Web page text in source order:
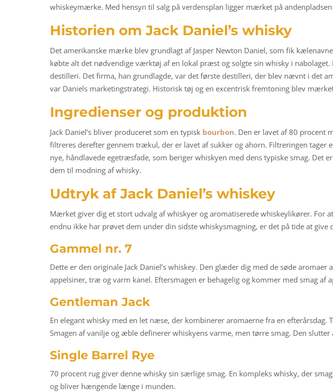
whiskeymærke. Med hensyn til salg på verdensplan ligger mærket på
Historien om Jack Daniel’s whisky
Det amerikanske mærke blev grundlagt af Jasper Newton Daniel, som fik
købte alt det nødvendige værktøj af en lokal præst og solgte sin whisky i
destilleri. Det firma, han grundlagde, var det første destilleri, der blev nævnt i det
var Daniels marketingstrategi. Historisk tøj og en excentrisk fremtoning blev
Ingredienser og produktion
Jack Daniel’s bliver produceret som en typisk bourbon. Den er lavet af 80 procent
filtreres derefter gennem trækul, der er lavet af sukker og ahorn. Filtreringen tager
nye, håndlavede egetræsfade, som beriger whiskyen med dens typiske smag. Det
dem til modning af whisky.
Udtryk af Jack Daniel’s whiskey
Mærket giver dig et stort udvalg af whiskyer og aromatiserede whiskeylikører.
endnu ikke har prøvet dem under din sidste whiskysmagning, er det på tide at give
Gammel nr. 7
Dette er den originale Jack Daniel’s whiskey. Den glæder dig med de søde
appelsiner, træ og varm kanel. Eftersmagen er behagelig og kommer med smag af
Gentleman Jack
En elegant whisky med en let næse, der kombinerer aromaerne fra en
Smagen af vanilje og æble definerer whiskyens varme, men tørre smag. Den
Single Barrel Rye
70 procent rug giver denne whisky sin særlige smag. En kompleks whisky, der
og bliver hængende længe i munden.